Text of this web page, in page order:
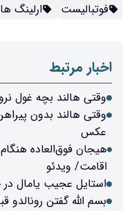
فوتبالیست ارلینگ
اخبار مرتبط
وقتی هالند بچه غول
وقتی هالند بدون
عکس
هیجان فوق‌العاده
اقامت/ ویدئو
استایل عجیب یامال
بسم الله گفتن رونالدو